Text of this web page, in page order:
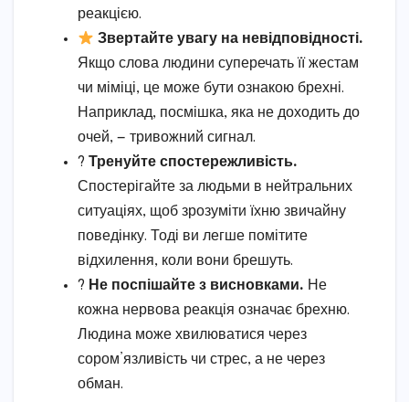
реакцією.
Звертайте увагу на невідповідності.
Якщо слова людини суперечать її жестам
чи міміці, це може бути ознакою брехні.
Наприклад, посмішка, яка не доходить до
очей, — тривожний сигнал.
? Тренуйте спостережливість.
Спостерігайте за людьми в нейтральних
ситуаціях, щоб зрозуміти їхню звичайну
поведінку. Тоді ви легше помітите
відхилення, коли вони брешуть.
?️ Не поспішайте з висновками. Не
кожна нервова реакція означає брехню.
Людина може хвилюватися через
сором’язливість чи стрес, а не через
обман.